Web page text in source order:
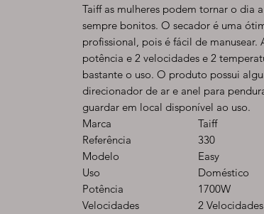
Taiff as mulheres podem tornar o dia
sempre bonitos. O secador é uma
profissional, pois é fácil de
potência e 2 velocidades e 2
bastante o uso. O produto possui
direcionador de ar e anel para
guardar em local disponível ao uso.
Marca
Taiff
Referência
330
Modelo
Easy
Uso
Doméstico
Potência
1700W
Velocidades
2 Velocidades